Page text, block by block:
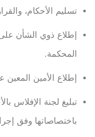
تسليم الأحكام،
إطلاع ذوي الشأن
المحكمة.
إطلاع الأمين
تبليغ لجنة الإفلاس
باختصاصاتها وفق